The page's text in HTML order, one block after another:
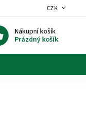
CZK
Nákupní košík
Prázdný košík